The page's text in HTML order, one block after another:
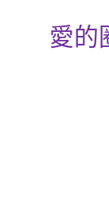
愛的